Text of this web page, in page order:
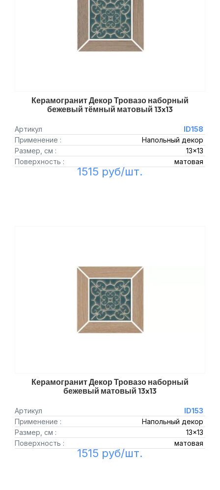
Керамогранит Декор Тровазо наборный
бежевый тёмный матовый 13x13
Артикул
ID158
Применение :
Напольный декор
Размер, см :
13x13
Поверхность :
матовая
1515 руб/шт.
Керамогранит Декор Тровазо наборный
бежевый матовый 13x13
Артикул
ID153
Применение :
Напольный декор
Размер, см :
13x13
Поверхность :
матовая
1515 руб/шт.